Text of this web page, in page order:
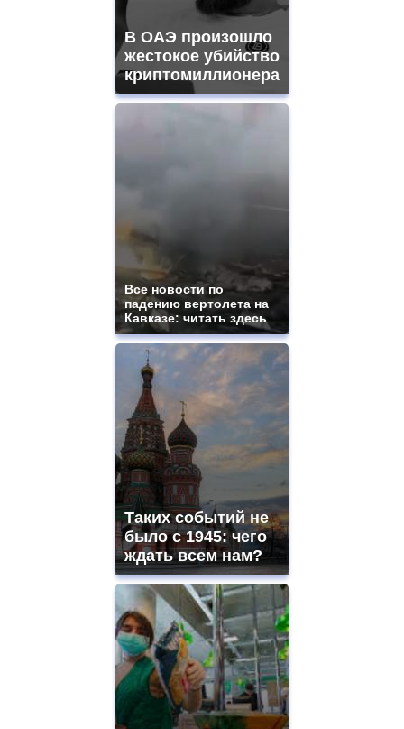
В ОАЭ произошло
жестокое убийство
криптомиллионера
Все новости по
падению вертолета на
Кавказе: читать здесь
Таких событий не
было с 1945: чего
ждать всем нам?